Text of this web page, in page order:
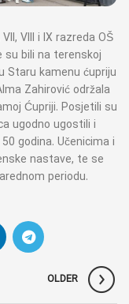
VIII i IX razreda OŠ
su bili na terenskoj
Staru kamenu ćupriju
Zahirović održala
Ćupriji. Posjetili su
ugodno ugostili i
godina. Učenicima i
nastave, te se
periodu.
OLDER